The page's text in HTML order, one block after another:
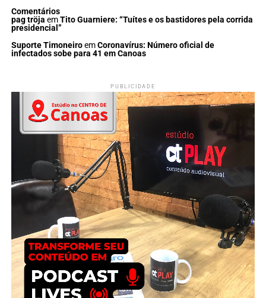
Comentários
pag tröja emTito Guarniere: “Tuítes e os bastidores pela corrida
presidencial”
Suporte TimoneiroemCoronavírus: Número oficial de
infectados sobe para 41 em Canoas
PUBLICIDADE